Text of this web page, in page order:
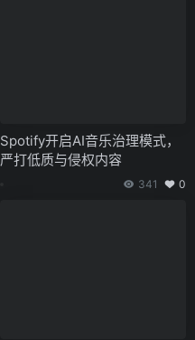
Spotify开启AI音乐治理模式，
严打低质与侵权内容
341 0